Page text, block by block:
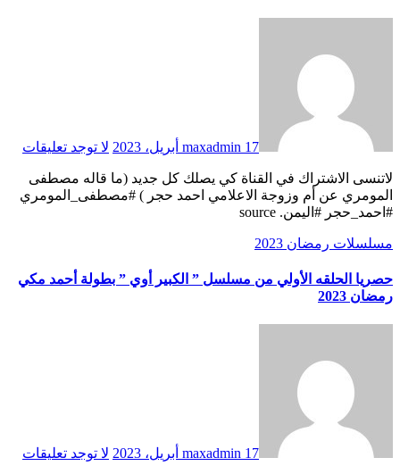
maxadmin 17 أبريل، 2023 لا توجد تعليقات
لاتنسى الاشتراك في القناة كي يصلك كل جديد (ما قاله مصطفى
المومري عن أم وزوجة الاعلامي احمد حجر ) #مصطفى_المومري
#احمد_حجر #اليمن. source
مسلسلات رمضان 2023
حصريا الحلقه الأولي من مسلسل ” الكبير أوي ” بطولة أحمد مكي
رمضان 2023
maxadmin 17 أبريل، 2023 لا توجد تعليقات